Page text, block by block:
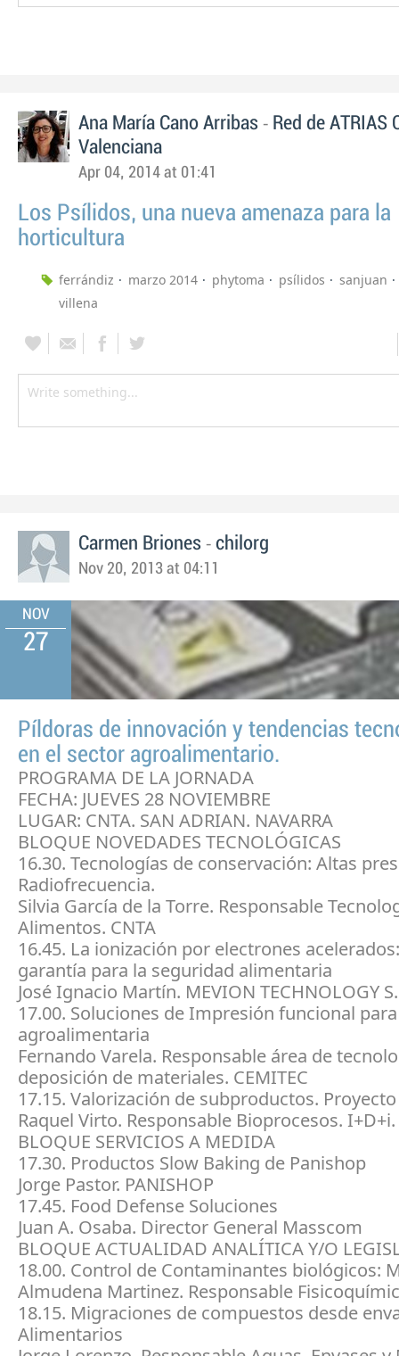
Ana María Cano Arribas - Red de ATRIAS
Valenciana
Apr 04, 2014 at 01:41
Los Psílidos, una nueva amenaza para la
horticultura
ferrándiz marzo 2014 phytoma psílidos
sanjuan
villena
Carmen Briones - chilorg
Nov 20, 2013 at 04:11
NOV
27
Píldoras de innovación y tendencias
en el sector agroalimentario.
PROGRAMA DE LA JORNADA
FECHA: JUEVES 28 NOVIEMBRE
LUGAR: CNTA. SAN ADRIAN. NAVARRA
BLOQUE NOVEDADES TECNOLÓGICAS
16.30. Tecnologías de conservación: Altas
Radiofrecuencia.
Silvia García de la Torre. Responsable
Alimentos. CNTA
16.45. La ionización por electrones
garantía para la seguridad alimentaria
José Ignacio Martín. MEVION TECHNOLOGY
17.00. Soluciones de Impresión funcional
agroalimentaria
Fernando Varela. Responsable área de
deposición de materiales. CEMITEC
17.15. Valorización de subproductos. Proyecto
Raquel Virto. Responsable Bioprocesos. I+D+i.
BLOQUE SERVICIOS A MEDIDA
17.30. Productos Slow Baking de Panishop
Jorge Pastor. PANISHOP
17.45. Food Defense Soluciones
Juan A. Osaba. Director General Masscom
BLOQUE ACTUALIDAD ANALÍTICA Y/O
18.00. Control de Contaminantes biológicos:
Almudena Martinez. Responsable
18.15. Migraciones de compuestos desde
Alimentarios